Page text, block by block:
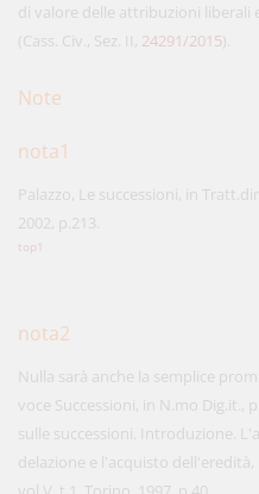
di valore delle attribuzioni
(Cass. Civ., Sez. II, 24291/2015).
Note
nota1
Palazzo, Le successioni, in
2002, p.213.
top1
nota2
Nulla sarà anche la semplice
voce Successioni, in N.mo Dig.it.,
sulle successioni. Introduzione.
delazione e l'acquisto